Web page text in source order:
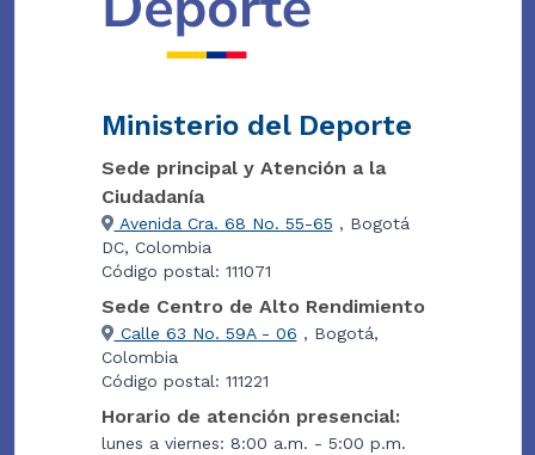
Ministerio del Deporte
Sede principal y Atención a la
Ciudadanía
Avenida Cra. 68 No. 55-65 , Bogotá
DC, Colombia
Código postal: 111071
Sede Centro de Alto Rendimiento
Calle 63 No. 59A - 06 , Bogotá,
Colombia
Código postal: 111221
Horario de atención presencial:
lunes a viernes: 8:00 a.m. - 5:00 p.m.